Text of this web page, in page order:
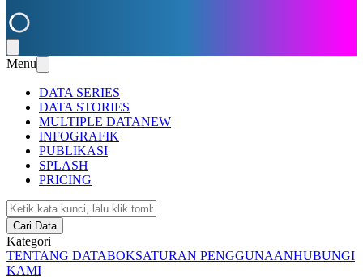
Menu
DATA SERIES
DATA STORIES
MULTIPLE DATANEW
INFOGRAFIK
PUBLIKASI
SPLASH
PRICING
Cari Data
Kategori
TENTANG DATABOKSATURAN PENGGUNAANHUBUNGI
KAMI